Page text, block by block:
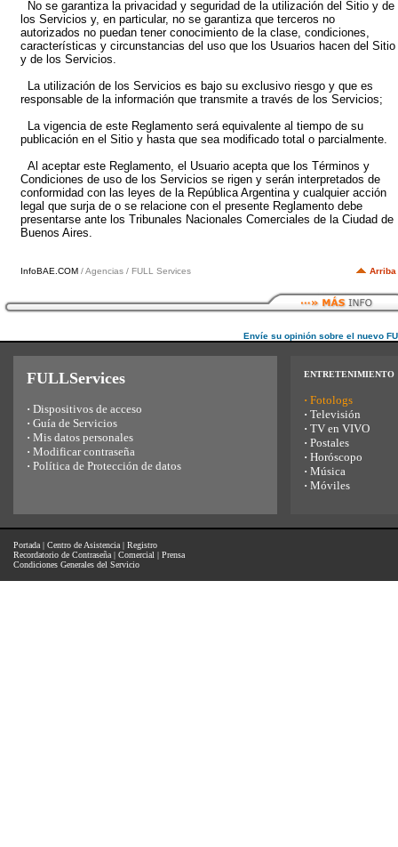
No se garantiza la privacidad y seguridad de la utilización del Sitio y de
los Servicios y, en particular, no se garantiza que terceros no
autorizados no puedan tener conocimiento de la clase, condiciones,
características y circunstancias del uso que los Usuarios hacen del Sitio
y de los Servicios.
La utilización de los Servicios es bajo su exclusivo riesgo y que es
responsable de la información que transmite a través de los Servicios;
La vigencia de este Reglamento será equivalente al tiempo de su
publicación en el Sitio y hasta que sea modificado total o parcialmente.
Al aceptar este Reglamento, el Usuario acepta que los Términos y
Condiciones de uso de los Servicios se rigen y serán interpretados de
conformidad con las leyes de la República Argentina y cualquier acción
legal que surja de o se relacione con el presente Reglamento debe
presentarse ante los Tribunales Nacionales Comerciales de la Ciudad de
Buenos Aires.
InfoBAE.COM / Agencias / FULL Services Arriba
Envíe su opinión sobre el nuevo
FULLServices
· Dispositivos de acceso
· Guía de Servicios
· Mis datos personales
· Modificar contraseña
· Política de Protección de datos
ENTRETENIMIENTO
· Fotologs
· Televisión
· TV en VIVO
· Postales
· Horóscopo
· Música
· Móviles
Portada | Centro de Asistencia | Registro
Recordatorio de Contraseña | Comercial | Prensa
Condiciones Generales del Servicio